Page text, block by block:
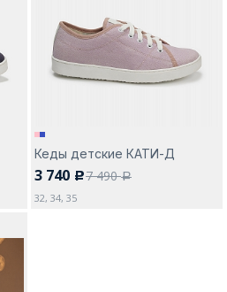
Изменить город
Кеды детские КАТИ-Д
3 740 c7 490a
32, 34, 35